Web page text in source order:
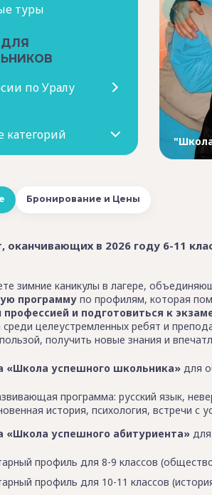
туры
по Уралу
категорий
Бронирование и Цены
оканчивающих в 2026 году 6-11
зимние каникулы в лагере,
программу по профилям, которая
и подготовиться к
среди целеустремленных ребят и
получить новые знания и
«Школа успешного школьника» для
программа: русский язык,
история, психология, встречи с
«Школа успешного абитуриента»
профиль для 8-9 классов
профиль для 10-11 классов